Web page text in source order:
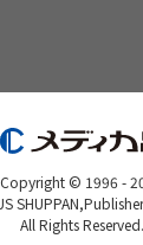
Copyright © 1996 -
All Rights Reserved.